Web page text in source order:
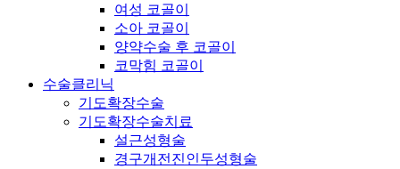
여성 코골이
소아 코골이
양약수술 후 코골이
코막힘 코골이
수술클리닉
기도확장수술
기도확장수술치료
설근성형술
경구개전진인두성형술